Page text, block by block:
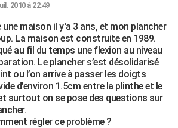
2010 à 22:49
maison il y'a 3 ans, et mon plancher
La maison est construite en 1989.
au fil du temps une flexion au niveau
Le plancher s’est désolidarisé
ou l’on arrive à passer les doigts
d’environ 1.5cm entre la plinthe et le
surtout on se pose des questions sur
régler ce problème ?